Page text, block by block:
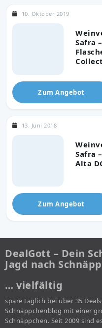
Safra
10. Oktober 2019
Zum Angebot
Safra
Alta
13. Juni 2018
Zum Angebot
DealGott – Dein
Jagd nach
… vielfältig
spare täglich bei über 35
Schnäppchenblog mit einer
Schnäppchen. Seit 2009 sind